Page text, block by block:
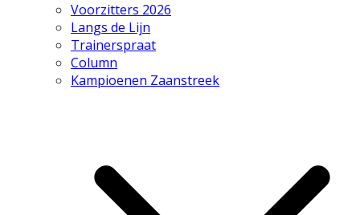
Voorzitters 2026
Langs de Lijn
Trainerspraat
Column
Kampioenen Zaanstreek